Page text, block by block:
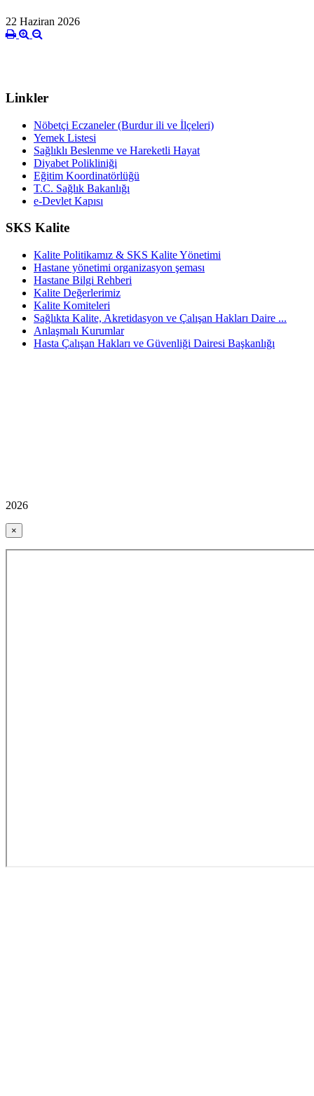
22 Haziran 2026
Linkler
Nöbetçi Eczaneler (Burdur ili ve İlçeleri)
Yemek Listesi
Sağlıklı Beslenme ve Hareketli Hayat
Diyabet Polikliniği
Eğitim Koordinatörlüğü
T.C. Sağlık Bakanlığı
e-Devlet Kapısı
SKS Kalite
Kalite Politikamız & SKS Kalite Yönetimi
Hastane yönetimi organizasyon şeması
Hastane Bilgi Rehberi
Kalite Değerlerimiz
Kalite Komiteleri
Sağlıkta Kalite, Akretidasyon ve Çalışan Hakları Daire ...
Anlaşmalı Kurumlar
Hasta Çalışan Hakları ve Güvenliği Dairesi Başkanlığı
2026
×